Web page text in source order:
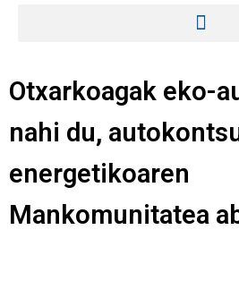
Otxarkoagak eko-
nahi du,
energetikoaren
Mankomunitatea